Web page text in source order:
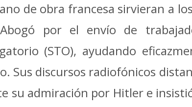
de obra francesa sirvieran a
por el envío de
(STO), ayudando
Sus discursos radiofónicos
su admiración por Hitler e